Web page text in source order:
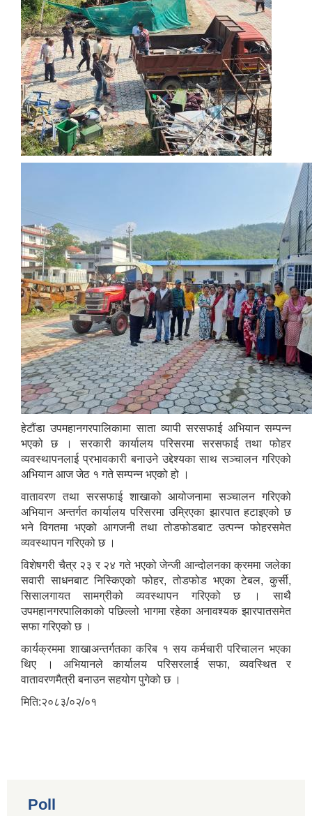
हेटौंडा उपमहानगरपालिकामा साता व्यापी सरसफाई अभियान सम्पन्न
भएको छ । सरकारी कार्यालय परिसरमा सरसफाई तथा फोहर
व्यवस्थापनलाई प्रभावकारी बनाउने उद्देश्यका साथ सञ्चालन गरिएको
अभियान आज जेठ १ गते सम्पन्न भएको हो ।
वातावरण तथा सरसफाई शाखाको आयोजनामा सञ्चालन गरिएको
अभियान अन्तर्गत कार्यालय परिसरमा उम्रिएका झारपात हटाइएको छ
भने विगतमा भएको आगजनी तथा तोडफोडबाट उत्पन्न फोहरसमेत
व्यवस्थापन गरिएको छ ।
विशेषगरी चैत्र २३ र २४ गते भएको जेन्जी आन्दोलनका क्रममा जलेका
सवारी साधनबाट निस्किएको फोहर, तोडफोड भएका टेबल, कुर्सी,
सिसालगायत सामग्रीको व्यवस्थापन गरिएको छ । साथै
उपमहानगरपालिकाको पछिल्लो भागमा रहेका अनावश्यक झारपातसमेत
सफा गरिएको छ ।
कार्यक्रममा शाखाअन्तर्गतका करिब १ सय कर्मचारी परिचालन भएका
थिए । अभियानले कार्यालय परिसरलाई सफा, व्यवस्थित र
वातावरणमैत्री बनाउन सहयोग पुगेको छ ।
मिति:२०८३/०२/०१
Poll